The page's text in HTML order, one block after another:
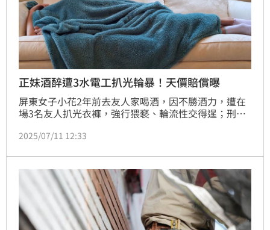
正妹酒醉遭3水電工扒光輪暴！天價賠償曝
屏東女子小花2年前去友人家喝酒，因不勝酒力，遭在
場3名友人扒光衣褲，強行猥褻、輪流性交得逞；刑事
及7年6個月有期徒刑；小花對其中2名男子提起民事求
萬元給小花，全案可上訴。
2025/07/11 12:33